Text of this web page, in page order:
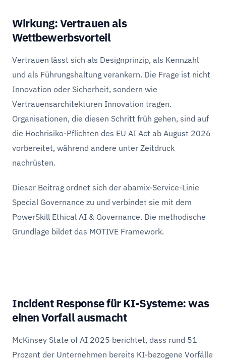
Wirkung: Vertrauen als
Wettbewerbsvorteil
Vertrauen lässt sich als Designprinzip, als Kennzahl
und als Führungshaltung verankern. Die Frage ist nicht
Innovation oder Sicherheit, sondern wie
Vertrauensarchitekturen Innovation tragen.
Organisationen, die diesen Schritt früh gehen, sind auf
die Hochrisiko-Pflichten des EU AI Act ab August 2026
vorbereitet, während andere unter Zeitdruck
nachrüsten.
Dieser Beitrag ordnet sich der abamix-Service-Linie
Special Governance zu und verbindet sie mit dem
PowerSkill Ethical AI & Governance. Die methodische
Grundlage bildet das MOTIVE Framework.
Incident Response für KI-Systeme: was
einen Vorfall ausmacht
McKinsey State of AI 2025 berichtet, dass rund 51
Prozent der Unternehmen bereits KI-bezogene Vorfälle